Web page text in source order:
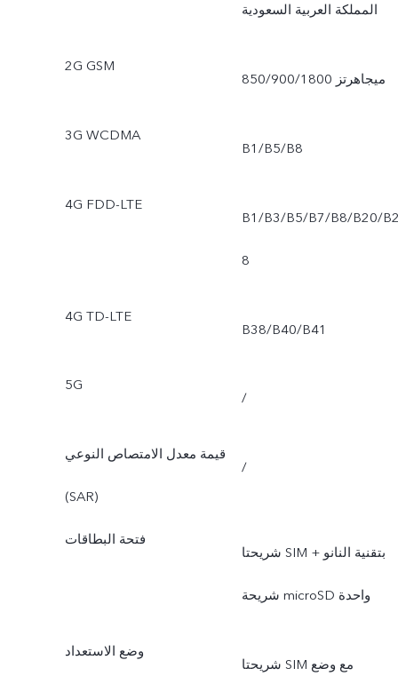
المملكة العربية السعودية
2G GSM
850/900/1800 ميجاهرتز
3G WCDMA
B1/B5/B8
4G FDD-LTE
B1/B3/B5/B7/B8/B20/
8
4G TD-LTE
B38/B40/B41
5G
/
قيمة معدل الامتصاص النوعي
(SAR)
/
فتحة البطاقات
شريحتا SIM بتقنية النانو +
شريحة microSD واحدة
وضع الاستعداد
شريحتا SIM مع وضع